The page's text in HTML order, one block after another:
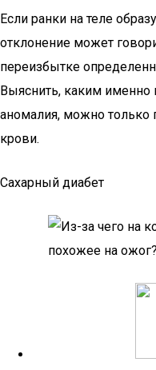
Если ранки на теле
отклонение может
переизбытке
Выяснить, каким
аномалия, можно только
крови.
Сахарный диабет